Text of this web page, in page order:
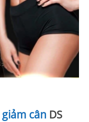
giảm cân DS